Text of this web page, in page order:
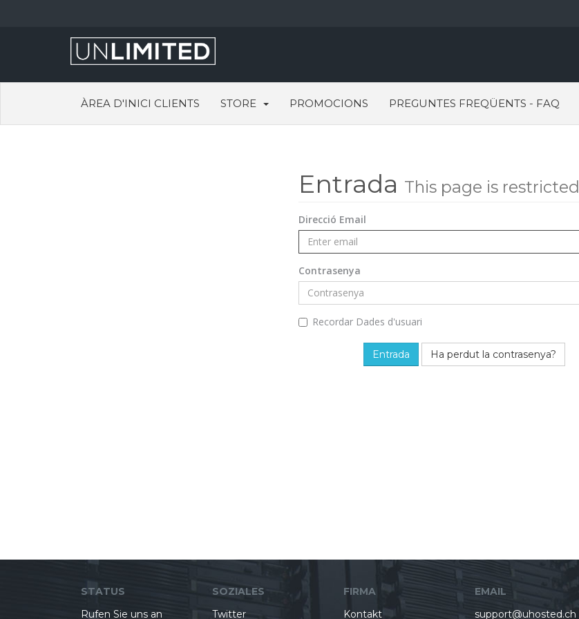
ÀREA D'INICI CLIENTS STORE PROMOCIONS PREGUNTES FREQÜENTS - FAQ
Entrada This page is restricted
Direcció Email
Contrasenya
Recordar Dades d'usuari
Ha perdut la contrasenya?
STATUS
Rufen Sie uns an
SOZIALES
Twitter
FIRMA
Kontakt
EMAIL
support@uhosted.ch